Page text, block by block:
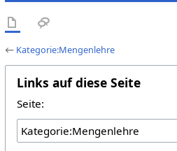
← Kategorie:Mengenlehre
Links auf diese Seite
Seite: